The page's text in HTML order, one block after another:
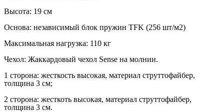
Высота: 19 см
Основа: независимый блок пружин TFK (256 шт/м2)
Максимальная нагрузка: 110 кг
Чехол: Жаккардовый чехол Sense на молнии.
1 сторона: жесткость высокая, материал струттофайбер,
толщина 3 см;
2 сторона: жесткоть высокая, материал струттофайбер,
толщина 3 см.